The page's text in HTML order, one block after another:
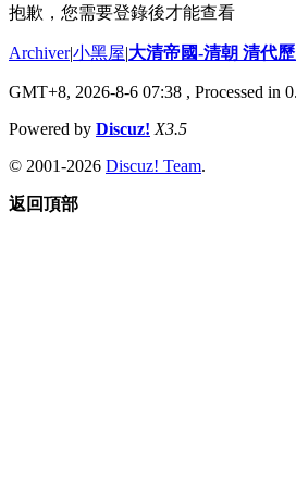
抱歉，您需要登錄後才能查看
Archiver|小黑屋|大清帝國-清朝 清代
GMT+8, 2026-8-6 07:38 , Processed in
Powered by Discuz! X3.5
© 2001-2026 Discuz! Team.
返回頂部